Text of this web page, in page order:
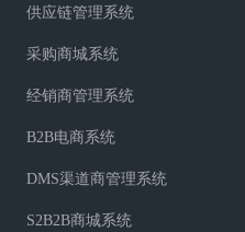
供应链管理系统
采购商城系统
经销商管理系统
B2B电商系统
DMS渠道商管理系统
S2B2B商城系统